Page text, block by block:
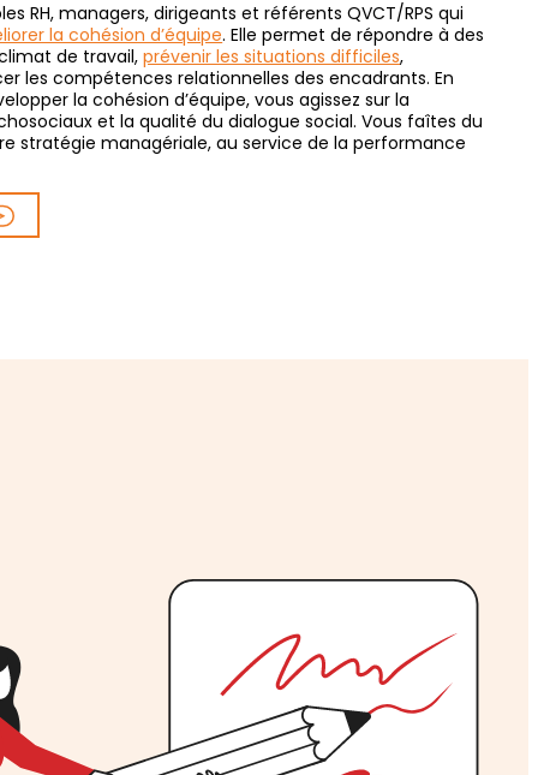
RH, managers, dirigeants et référents QVCT/RPS qui
la cohésion d’équipe. Elle permet de répondre à des
de travail,prévenir les situations difficiles,
les compétences relationnelles des encadrants. En
la cohésion d’équipe, vous agissez sur la
et la qualité du dialogue social. Vous faîtes du
stratégie managériale, au service de la performance